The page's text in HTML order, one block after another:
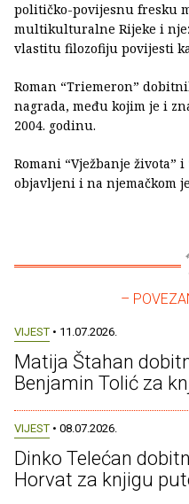
političko-povijesnu fresku
multikulturalne Rijeke i
vlastitu filozofiju povijesti
Roman “Triemeron”
nagrada, među kojim je i
2004. godinu.
Romani “Vježbanje života”
objavljeni i na njemačkom
–
VIJEST • 11.07.2026.
Matija Štahan
Benjamin Tolić za
VIJEST • 08.07.2026.
Dinko Telećan
Horvat za knjigu